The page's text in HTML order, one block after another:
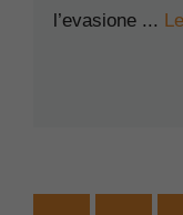
l’evasione ...